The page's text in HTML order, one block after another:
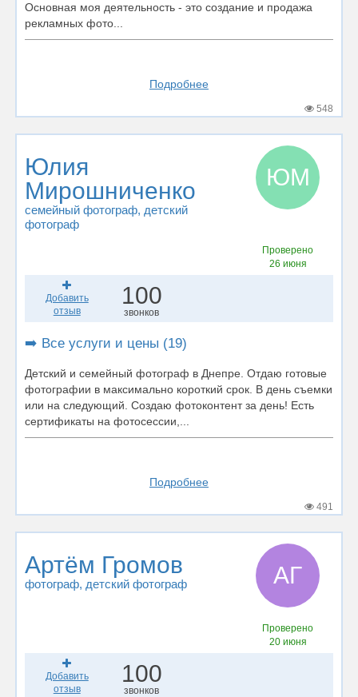
Основная моя деятельность - это создание и продажа
рекламных фото...
Подробнее
548
Юлия
Мирошниченко
семейный фотограф, детский
фотограф
ЮМ
Проверено
26 июня
Добавить
отзыв
100
звонков
➡️ Все услуги и цены (19)
Детский и семейный фотограф в Днепре. Отдаю готовые
фотографии в максимально короткий срок. В день съемки
или на следующий. Создаю фотоконтент за день! Есть
сертификаты на фотосессии,...
Подробнее
491
Артём Громов
фотограф, детский фотограф АГ
Проверено
20 июня
Добавить
отзыв
100
звонков